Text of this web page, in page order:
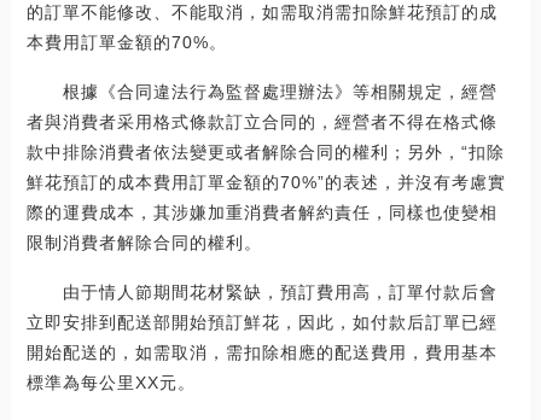
的訂單不能修改、不能取消，如需取消需扣除鮮花預訂的成
本費用訂單金額的70%。
根據《合同違法行為監督處理辦法》等相關規定，經營
者與消費者采用格式條款訂立合同的，經營者不得在格式條
款中排除消費者依法變更或者解除合同的權利；另外，“扣除
鮮花預訂的成本費用訂單金額的70%”的表述，并沒有考慮實
際的運費成本，其涉嫌加重消費者解約責任，同樣也使變相
限制消費者解除合同的權利。
由于情人節期間花材緊缺，預訂費用高，訂單付款后會
立即安排到配送部開始預訂鮮花，因此，如付款后訂單已經
開始配送的，如需取消，需扣除相應的配送費用，費用基本
標準為每公里XX元。